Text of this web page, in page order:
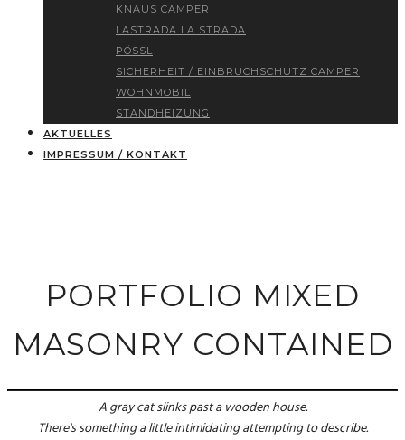
KNAUS CAMPER
LASTRADA LA STRADA
PÖSSL
SICHERHEIT / EINBRUCHSCHUTZ CAMPER
WOHNMOBIL
STANDHEIZUNG
AKTUELLES
IMPRESSUM / KONTAKT
PORTFOLIO MIXED
MASONRY CONTAINED
A gray cat slinks past a wooden house.
There's something a little intimidating attempting to describe.